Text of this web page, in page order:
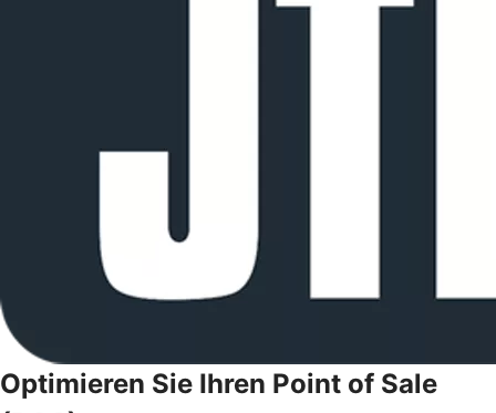
Optimieren Sie Ihren Point of Sale